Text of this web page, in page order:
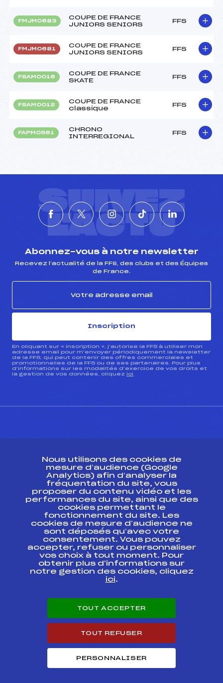
FMJM0683
COUPE DE FRANCE
JUNIORS SENIORS
FFS
FMJM0681
COUPE DE FRANCE
JUNIORS SENIORS
FFS
FSAM0016
COUPE DE FRANCE
SKATE
FFS
FSAM0012
COUPE DE FRANCE
classique
FFS
FAPM0561
CHRONO
INTERREGIONAL
FFS
SUIVEZ
L'ACTU
Abonnez-vous à notre newsletter
Recevez l’actualité de la FFS, des clubs et des Équipes
de France.
Inscription
En cliquant sur « inscription », j’autorise la FFS à utiliser mon
adresse email pour m’envoyer périodiquement la newsletter
de la FFS, qui peut contenir des offres commerciales et
promotionnelles de la FFS ou de ses partenaires. Pour plus
d’informations sur les modalités d’exercice de vos droits et
la gestion de vos données, cliquez ici
ESPACE PRESSE
Ressources
Pass’Neige
Projet sportif fédéral
Projet de performance fédéral
Antidopage
Pôle Développement, Formation, Suivi
Scientifique
Listes ministérielles
Pôle vie de l’athlète
Carrières
Nous utilisons des cookies de
mesure d’audience (Google
Analytics) afin d’analyser la
fréquentation du site, vous
proposer du contenu vidéo et les
performances du site, ainsi que des
cookies permettant le
fonctionnement du site. Les
cookies de mesure d’audience ne
sont déposés qu’avec votre
consentement. Vous pouvez
accepter, refuser ou personnaliser
vos choix à tout moment. Pour
obtenir plus d'informations sur
notre gestion des cookies, cliquez
ici.
TOUT ACCEPTER
TOUT REFUSER
PERSONNALISER